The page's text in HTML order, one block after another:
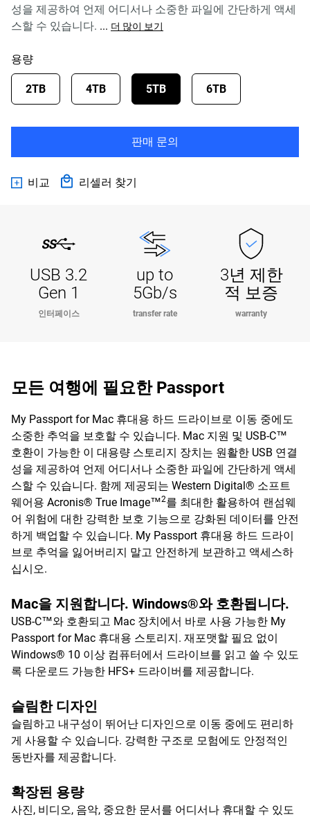
성을 제공하여 언제 어디서나 소중한 파일에 간단하게 액세
스할 수 있습니다. ... 더 많이 보기
용량
2TB 4TB 5TB 6TB
판매 문의
비교 리셀러 찾기
USB 3.2
Gen 1
인터페이스
up to
5Gb/s
transfer rate
3년 제한
적 보증
warranty
모든 여행에 필요한 Passport
My Passport for Mac 휴대용 하드 드라이브로 이동 중에도
소중한 추억을 보호할 수 있습니다. Mac 지원 및 USB-C™
호환이 가능한 이 대용량 스토리지 장치는 원활한 USB 연결
성을 제공하여 언제 어디서나 소중한 파일에 간단하게 액세
스할 수 있습니다. 함께 제공되는 Western Digital® 소프트
웨어용 Acronis® True Image™2를 최대한 활용하여 랜섬웨
어 위험에 대한 강력한 보호 기능으로 강화된 데이터를 안전
하게 백업할 수 있습니다. My Passport 휴대용 하드 드라이
브로 추억을 잃어버리지 말고 안전하게 보관하고 액세스하
십시오.
Mac을 지원합니다. Windows®와 호환됩니다.
USB-C™와 호환되고 Mac 장치에서 바로 사용 가능한 My
Passport for Mac 휴대용 스토리지. 재포맷할 필요 없이
Windows® 10 이상 컴퓨터에서 드라이브를 읽고 쓸 수 있도
록 다운로드 가능한 HFS+ 드라이버를 제공합니다.
슬림한 디자인
슬림하고 내구성이 뛰어난 디자인으로 이동 중에도 편리하
게 사용할 수 있습니다. 강력한 구조로 모험에도 안정적인
동반자를 제공합니다.
확장된 용량
사진, 비디오, 음악, 중요한 문서를 어디서나 휴대할 수 있도